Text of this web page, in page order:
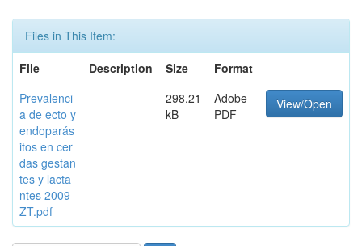
Files in This Item:
File
Description Size
Format
Prevalenci
a de ecto y
endoparás
itos en cer
das gestan
tes y lacta
ntes 2009
ZT.pdf
298.21
kB
Adobe
PDF
View/Open